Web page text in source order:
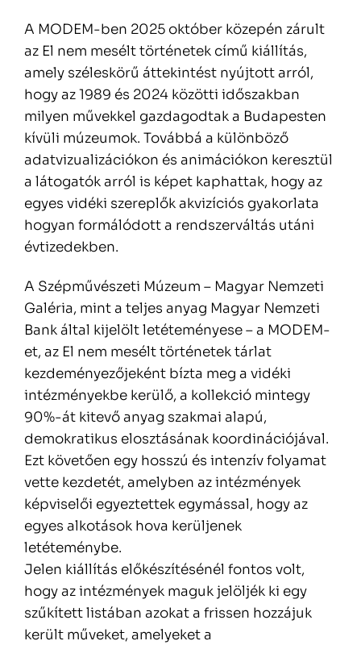
A MODEM-ben 2025 október közepén zárult
az El nem mesélt történetek című kiállítás,
amely széleskörű áttekintést nyújtott arról,
hogy az 1989 és 2024 közötti időszakban
milyen művekkel gazdagodtak a Budapesten
kívüli múzeumok. Továbbá a különböző
adatvizualizációkon és animációkon keresztül
a látogatók arról is képet kaphattak, hogy az
egyes vidéki szereplők akvizíciós gyakorlata
hogyan formálódott a rendszerváltás utáni
évtizedekben.
A Szépművészeti Múzeum – Magyar Nemzeti
Galéria, mint a teljes anyag Magyar Nemzeti
Bank által kijelölt letéteményese – a MODEM-
et, az El nem mesélt történetek tárlat
kezdeményezőjeként bízta meg a vidéki
intézményekbe kerülő, a kollekció mintegy
90%-át kitevő anyag szakmai alapú,
demokratikus elosztásának koordinációjával.
Ezt követően egy hosszú és intenzív folyamat
vette kezdetét, amelyben az intézmények
képviselői egyeztettek egymással, hogy az
egyes alkotások hova kerüljenek
letéteménybe.
Jelen kiállítás előkészítésénél fontos volt,
hogy az intézmények maguk jelöljék ki egy
szűkített listában azokat a frissen hozzájuk
került műveket, amelyeket a